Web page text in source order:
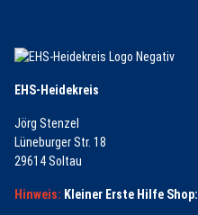
EHS-Heidekreis
Jörg Stenzel
Lüneburger Str. 18
29614 Soltau
Hinweis: Kleiner Erste Hilfe Shop: